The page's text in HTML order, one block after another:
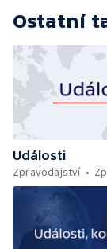
Ostatní
Události
Zpravodajství